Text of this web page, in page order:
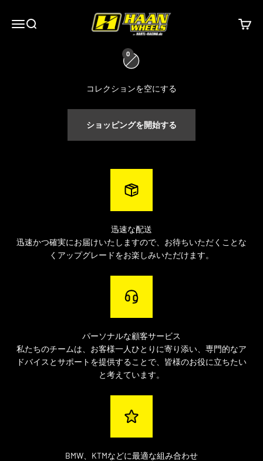
メニュー
検索
ハーンホイールズ
カート
0
は、あらゆるスポークホイールの専門店です。
Alpina tubeless Wheels
Excel Takasagoなど、
豊富に取り揃えています。すべてのホイールは個
す。
0
コレクションを空にする
ショッピングを開始する
迅速な配送
迅速かつ確実にお届けいたしますので、お待ちいただくことな
くアップグレードをお楽しみいただけます。
パーソナルな顧客サービス
私たちのチームは、お客様一人ひとりに寄り添い、専門的なア
ドバイスとサポートを提供することで、皆様のお役に立ちたい
と考えています。
BMW、KTMなどに最適な組み合わせ